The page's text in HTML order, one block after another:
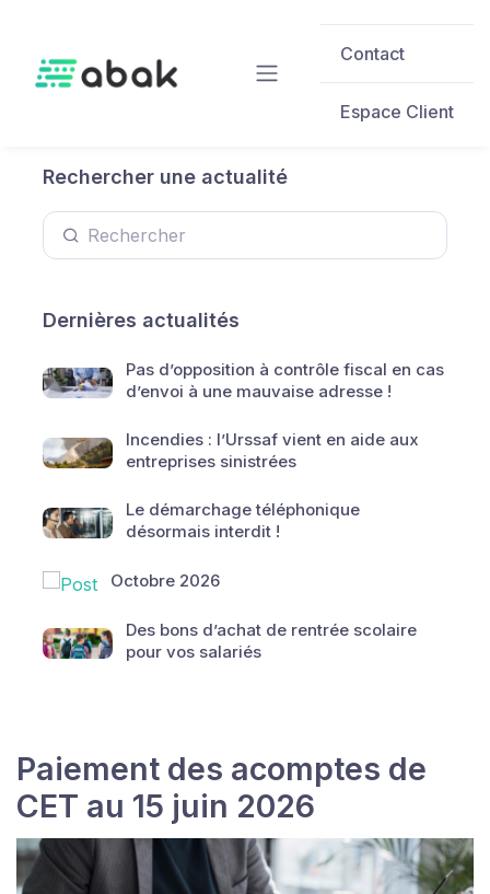
Contact
Espace Client
Rechercher une actualité
Dernières actualités
Pas d’opposition à contrôle fiscal en cas
d’envoi à une mauvaise adresse !
Incendies : l’Urssaf vient en aide aux
entreprises sinistrées
Le démarchage téléphonique
désormais interdit !
Octobre 2026
Des bons d’achat de rentrée scolaire
pour vos salariés
Paiement des acomptes de
CET au 15 juin 2026